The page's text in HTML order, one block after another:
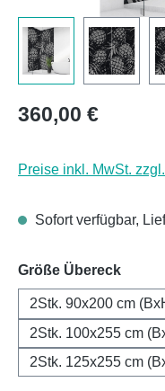
Regulärer Preis:
360,00 €
Preise inkl. MwSt.
Sofort verfügbar,
Größe Übereck
2Stk. 90x200 cm
2Stk. 100x255 cm
2Stk. 125x255 cm